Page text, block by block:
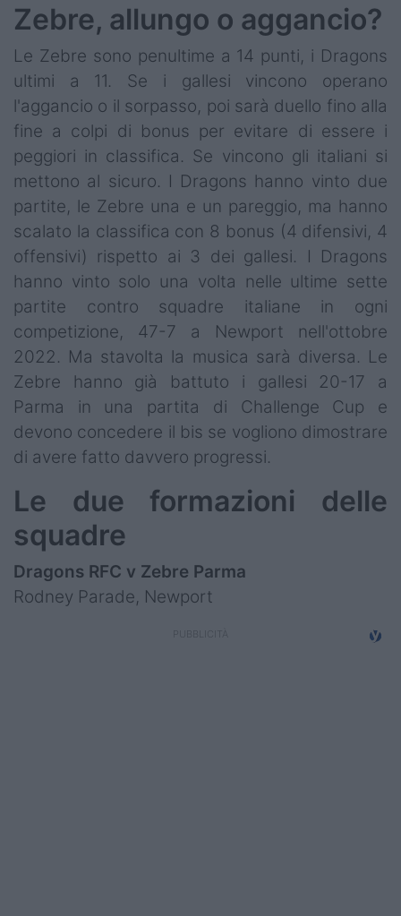
Zebre, allungo o aggancio?
Le Zebre sono penultime a 14 punti, i Dragons
ultimi a 11. Se i gallesi vincono operano
l'aggancio o il sorpasso, poi sarà duello fino alla
fine a colpi di bonus per evitare di essere i
peggiori in classifica. Se vincono gli italiani si
mettono al sicuro. I Dragons hanno vinto due
partite, le Zebre una e un pareggio, ma hanno
scalato la classifica con 8 bonus (4 difensivi, 4
offensivi) rispetto ai 3 dei gallesi. I Dragons
hanno vinto solo una volta nelle ultime sette
partite contro squadre italiane in ogni
competizione, 47-7 a Newport nell'ottobre
2022. Ma stavolta la musica sarà diversa. Le
Zebre hanno già battuto i gallesi 20-17 a
Parma in una partita di Challenge Cup e
devono concedere il bis se vogliono dimostrare
di avere fatto davvero progressi.
Le due formazioni delle
squadre
Dragons RFC v Zebre Parma
Rodney Parade, Newport